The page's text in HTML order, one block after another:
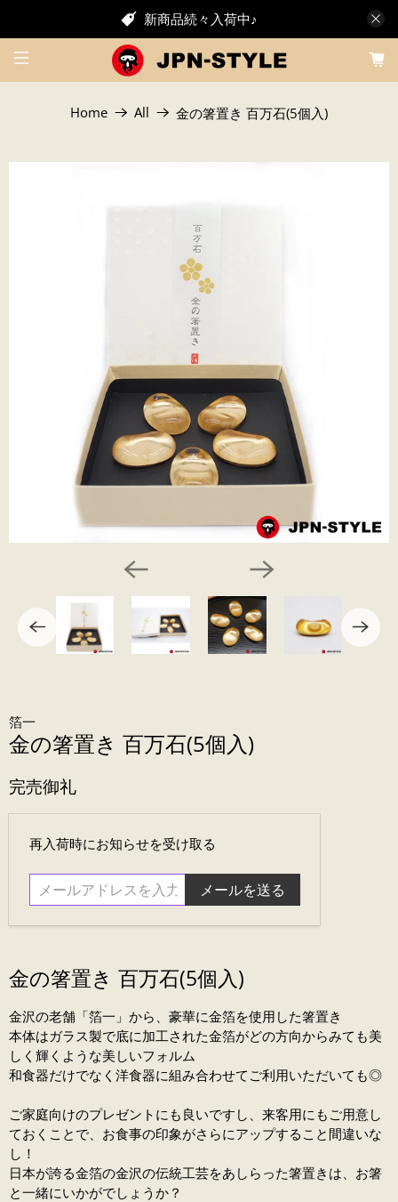
新商品続々入荷中♪
Home All 金の箸置き 百万石(5個入)
箔一
金の箸置き 百万石(5個入)
完売御礼
メ
ア
ド
を
力....
再入荷時にお知らせを受け取る
金の箸置き 百万石(5個入)
金沢の老舗「箔一」から、豪華に金箔を使用した箸置き
本体はガラス製で底に加工された金箔がどの方向からみても美
しく輝くような美しいフォルム
和食器だけでなく洋食器に組み合わせてご利用いただいても◎
ご家庭向けのプレゼントにも良いですし、来客用にもご用意し
ておくことで、お食事の印象がさらにアップすること間違いな
し！
日本が誇る金箔の金沢の伝統工芸をあしらった箸置きは、お箸
と一緒にいかがでしょうか？